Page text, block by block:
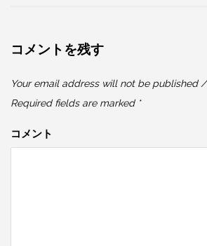
コメントを残す
Your email address will not be published /
Required fields are marked *
コメント